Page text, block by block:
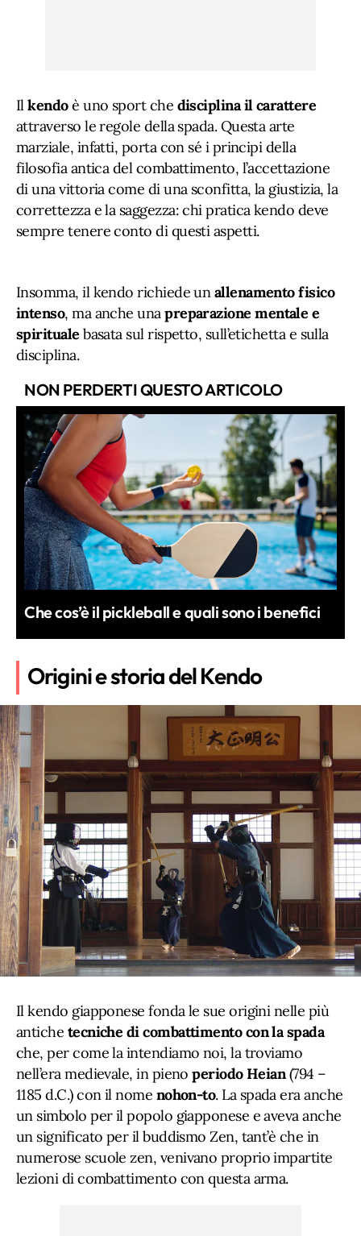
Ilkendoè uno sport che disciplina il carattere
attraverso le regole della spada. Questa arte
marziale, infatti, porta con sé i principi della
filosofia antica del combattimento, l’accettazione
di una vittoria come di una sconfitta, la giustizia, la
correttezza e la saggezza: chi pratica kendo deve
sempre tenere conto di questi aspetti.
Insomma, il kendo richiede unallenamento fisico
intenso, ma anche unapreparazione mentale e
spirituale basata sul rispetto, sull’etichetta e sulla
disciplina.
NON PERDERTI QUESTO ARTICOLO
Che cos’è il pickleball e quali sono i benefici
Origini e storia del Kendo
Il kendo giapponese fonda le sue origini nelle più
antiche tecniche di combattimento con la spada
che, per come la intendiamo noi, la troviamo
nell’era medievale, in pienoperiodo Heian(794 –
1185 d.C.) con il nome nohon-to. La spada era anche
un simbolo per il popolo giapponese e aveva anche
un significato per il buddismo Zen, tant’è che in
numerose scuole zen, venivano proprio impartite
lezioni di combattimento con questa arma.